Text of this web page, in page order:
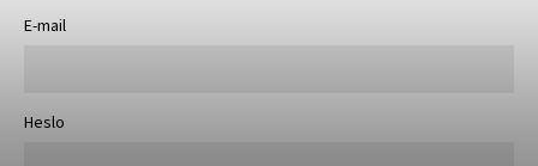
E-mail
Heslo